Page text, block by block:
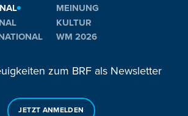
MEINUNG
KULTUR
WM 2026
zum BRF als Newsletter
JETZT ANMELDEN